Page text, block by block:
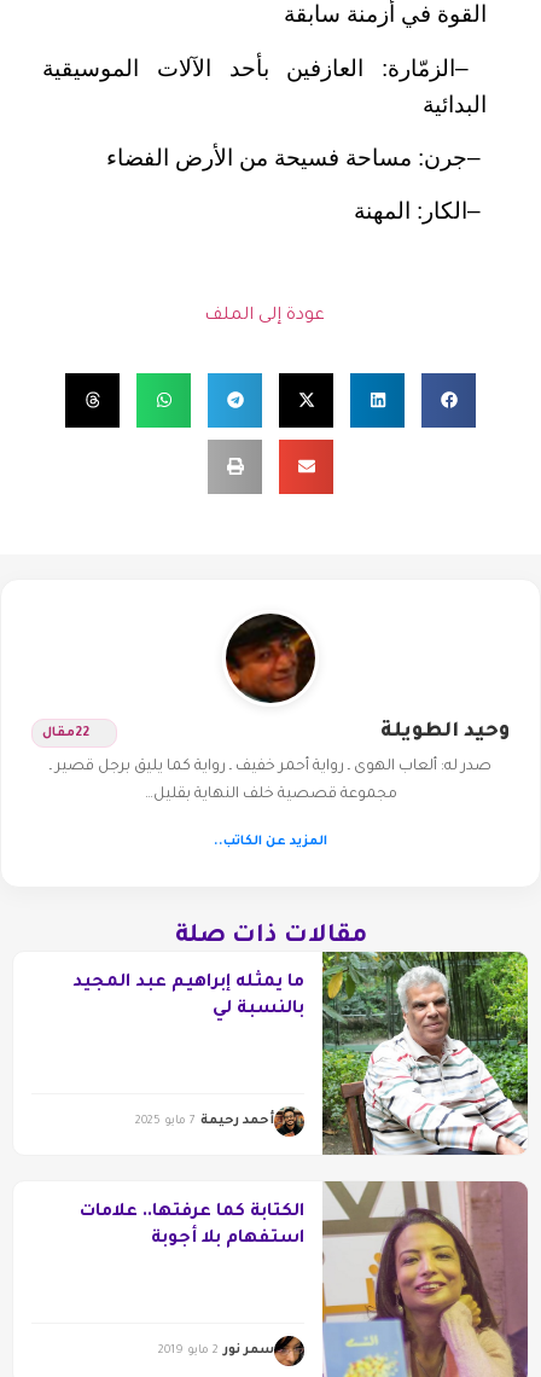
القوة في أزمنة سابقة
–الزمّارة: العازفين بأحد الآلات الموسيقية
البدائية
–جرن: مساحة فسيحة من الأرض الفضاء
– الكار: المهنة
عودة إلى الملف
وحيد الطويلة 22مقال
صدر له: ألعاب الهوى ـ رواية أحمر خفيف ـ رواية كما يليق برجل قصير ـ
مجموعة قصصية خلف النهاية بقليل…
المزيد عن الكاتب..
مقالات ذات صلة
ما يمثله إبراهيم عبد المجيد
بالنسبة لي
أحمد رحيمة 7 مايو 2025
الكتابة كما عرفتها.. علامات
استفهام بلا أجوبة
سمر نور 2 مايو 2019